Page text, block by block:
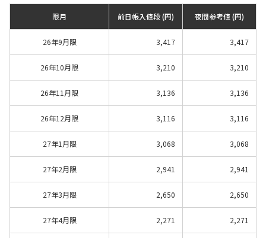
限月 前日帳入値段 (円) 夜間参考値 (円)
26年9月限 3,417 3,417
26年10月限 3,210 3,210
26年11月限 3,136 3,136
26年12月限 3,116 3,116
27年1月限 3,068 3,068
27年2月限 2,941 2,941
27年3月限 2,650 2,650
27年4月限 2,271 2,271